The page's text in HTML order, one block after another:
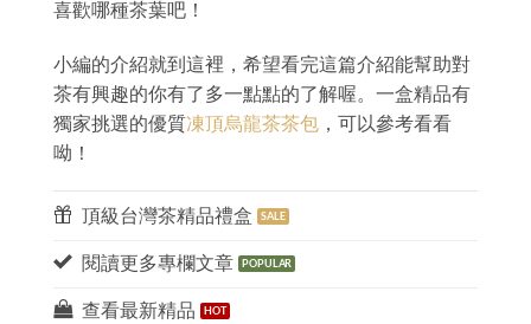
喜歡哪種茶葉吧！
小編的介紹就到這裡，希望看完這篇介紹能幫助對
茶有興趣的你有了多一點點的了解喔。一盒精品有
獨家挑選的優質凍頂烏龍茶茶包
，可以參考看看
呦！
頂級台灣茶精品禮盒
閱讀更多專欄文章
查看最新精品